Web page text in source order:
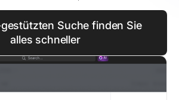
Suche finden Sie
alles schneller